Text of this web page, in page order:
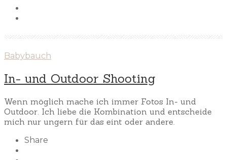
Babybauch
In- und Outdoor Shooting
Wenn möglich mache ich immer Fotos In- und
Outdoor. Ich liebe die Kombination und entscheide
mich nur ungern für das eint oder andere.
Share